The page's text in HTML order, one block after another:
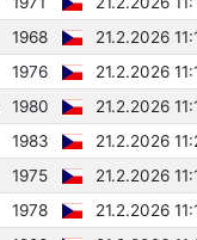
1968
21.2.2026
1976
21.2.2026
1980
21.2.2026
1983
21.2.2026
1975
21.2.2026
1978
21.2.2026